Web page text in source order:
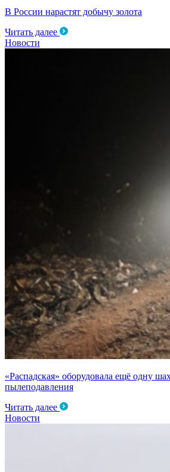
В России нарастят добычу золота
Читать далее
Новости
«Распадская» оборудовала ещё одну
пылеподавления
Читать далее
Новости